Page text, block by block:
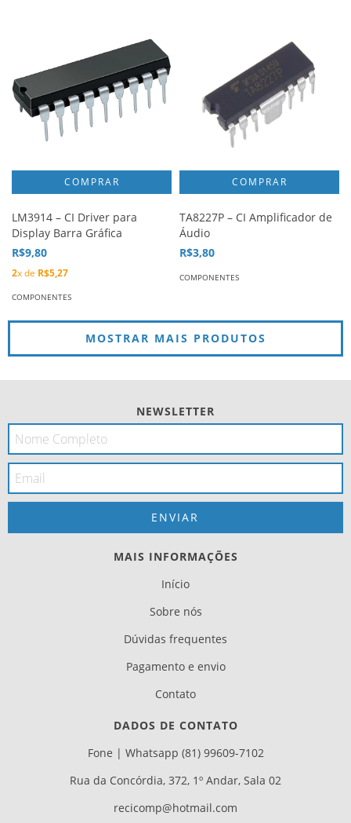
LM3914 – CI Driver para
Display Barra Gráfica
R$9,80
2x de R$5,27
COMPONENTES
TA8227P – CI Amplificador de
Áudio
R$3,80
COMPONENTES
MOSTRAR MAIS PRODUTOS
NEWSLETTER
MAIS INFORMAÇÕES
Início
Sobre nós
Dúvidas frequentes
Pagamento e envio
Contato
DADOS DE CONTATO
Fone | Whatsapp (81) 99609-7102
Rua da Concórdia, 372, 1º Andar, Sala 02
recicomp@hotmail.com